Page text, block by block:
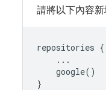
請將以下內容新
repositories {
...
google()
}